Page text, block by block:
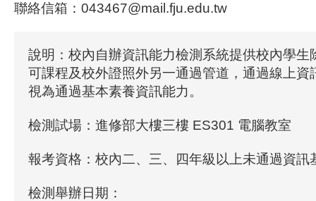
聯絡信箱：043467@mail.fju.edu.tw
說明：校內自辦資訊能力檢測系統提供校內學生
可課程及校外證照外另一通過管道，通過線上資
視為通過基本素養資訊能力。
檢測試場：進修部大樓三樓 ES301 電腦教室
報考資格：校內二、三、四年級以上未通過資訊
檢測舉辦日期：